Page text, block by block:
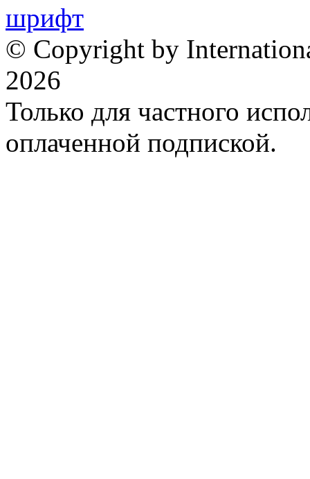
© Copyright by
2026
Только для частного
оплаченной подпиской.